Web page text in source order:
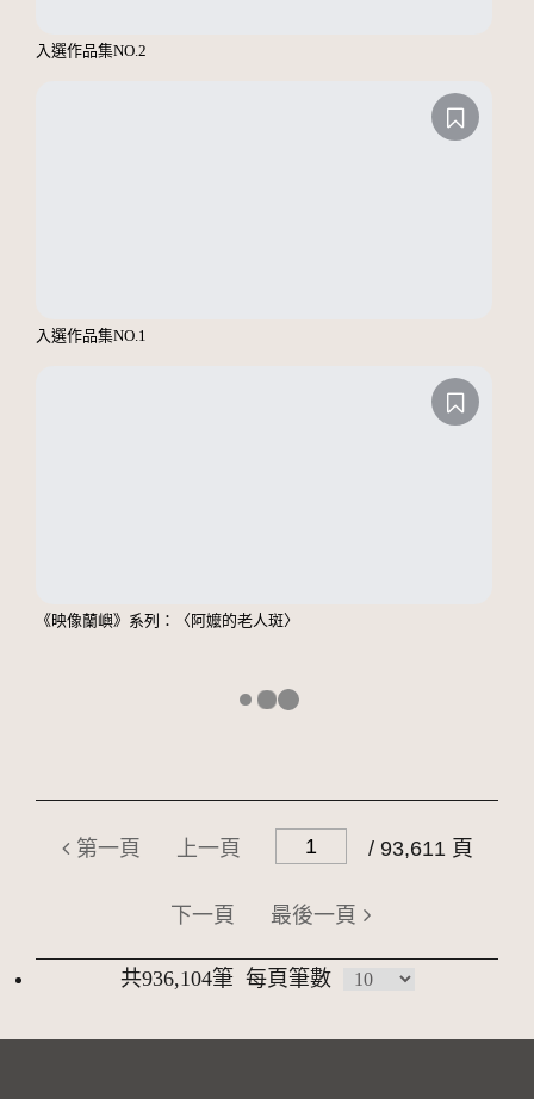
入選作品集NO.2
入選作品集NO.1
《映像蘭嶼》系列：〈阿嬤的老人斑〉
第一頁 上一頁 / 93,611 頁
下一頁 最後一頁
共936,104筆 每頁筆數